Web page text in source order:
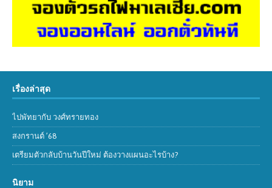
เรื่องล่าสุด
ไปพัทยากับ วงศ์ทรายทอง
สงกรานต์ ’68
เตรียมตัวกลับบ้านวันปีใหม่ ต้องวางแผนอะไรบ้าง?
นิยาม